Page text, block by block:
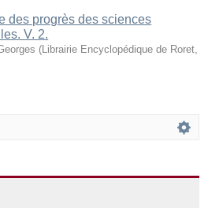
des progrès des sciences
V. 2.
( Librairie Encyclopédique de Roret